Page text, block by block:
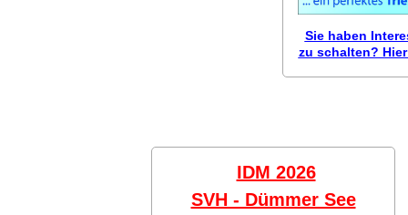
Sie haben
zu schalten?
IDM 2026
SVH - Dümmer See